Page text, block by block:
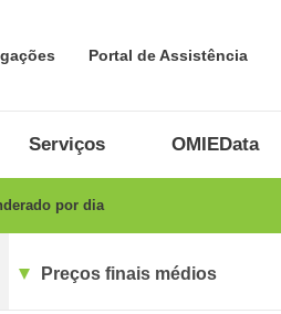
Portal de Assistência
Serviços OMIEData
por dia
Preços finais médios